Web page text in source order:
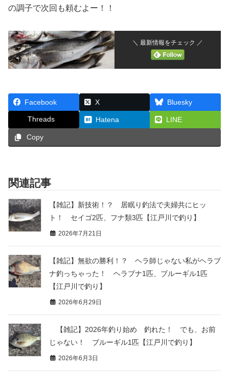
の調子で次回も頼むよー！！
＼ 最新情報をチェック ／
Facebook X Bluesky
Threads Hatena LINE
Copy
関連記事
【雑記】新技術！？ 居眠り釣法で夫婦共にヒッ
ト！ セイゴ2匹、フナ類3匹【江戸川で釣り】
2026年7月21日
【雑記】無欲の勝利！？ ヘラ師じゃない私がヘラブ
ナ釣っちゃった！ ヘラブナ1匹、ブルーギル1匹
【江戸川で釣り】
2026年6月29日
【雑記】2026年釣り始め 釣れた！ でも、お前
じゃない！ ブルーギル1匹【江戸川で釣り】
2026年6月3日